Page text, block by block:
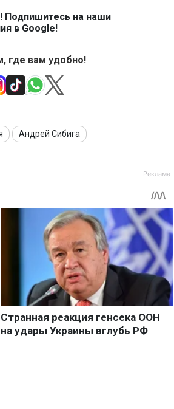
Подпишитесь на наши
в Google!
где вам удобно!
Андрей Сибига